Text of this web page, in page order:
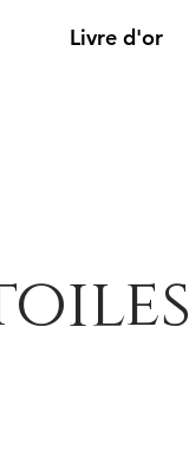
Livre d'or